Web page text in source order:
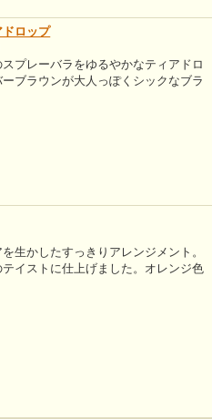
ドロップ
プレーバラをゆるやかなティアドロ
ブラウンが大人っぽくシックなブラ
生かしたすっきりアレンジメント。
イストに仕上げました。オレンジ色